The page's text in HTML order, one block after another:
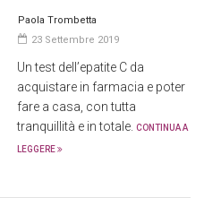
Paola Trombetta
23 Settembre 2019
Un test dell’epatite C da
acquistare in farmacia e poter
fare a casa, con tutta
tranquillità e in totale. CONTINUA A
LEGGERE